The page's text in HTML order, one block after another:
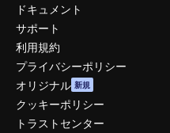
ドキュメント
サポート
利用規約
プライバシーポリシー
オリジナル 新規
クッキーポリシー
トラストセンター